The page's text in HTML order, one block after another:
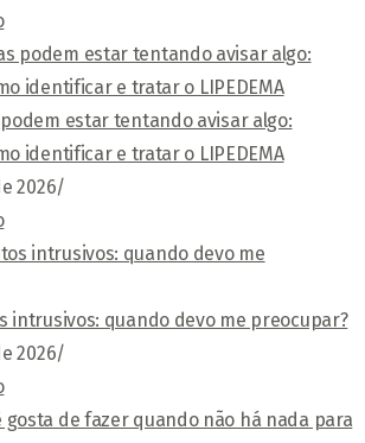
estar tentando avisar algo:
identificar e tratar o LIPEDEMA
2026/
intrusivos: quando devo me preocupar?
2026/